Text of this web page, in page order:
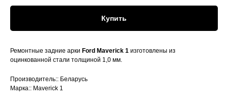
Купить
Ремонтные задние арки Ford Maverick 1 изготовлены из
оцинкованной стали толщиной 1,0 мм.
Производитель:: Беларусь
Марка:: Maverick 1